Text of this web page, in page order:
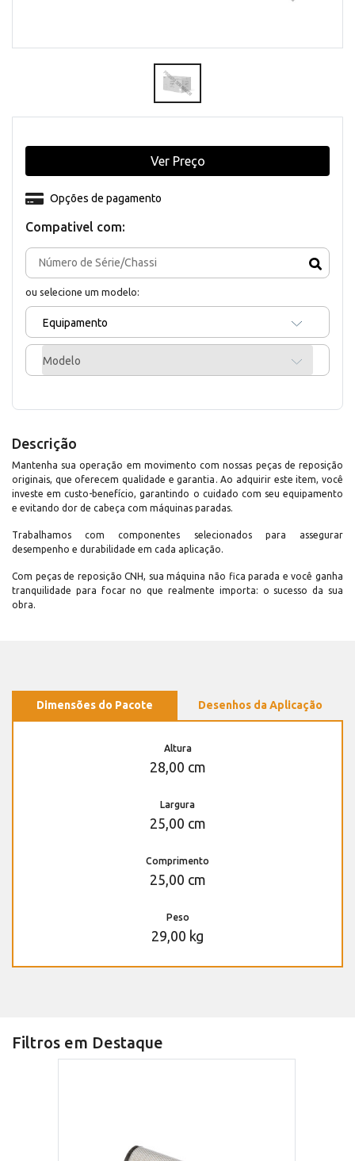
Compativel com:
ou selecione um modelo:
Equipamento
Modelo
Opções de pagamento
Ver Preço
Descrição
Mantenha sua operação em movimento com nossas peças de reposição
originais, que oferecem qualidade e garantia. Ao adquirir este item, você
investe em custo-benefício, garantindo o cuidado com seu equipamento
e evitando dor de cabeça com máquinas paradas.
Trabalhamos com componentes selecionados para assegurar
desempenho e durabilidade em cada aplicação.
Com peças de reposição CNH, sua máquina não fica parada e você ganha
tranquilidade para focar no que realmente importa: o sucesso da sua
obra.
Dimensões do Pacote Desenhos da Aplicação
Altura
28,00 cm
Largura
25,00 cm
Comprimento
25,00 cm
Peso
29,00 kg
Filtros em Destaque